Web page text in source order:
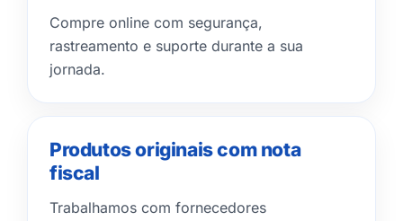
Compre online com segurança,
rastreamento e suporte durante a sua
jornada.
Produtos originais com nota
fiscal
Trabalhamos com fornecedores